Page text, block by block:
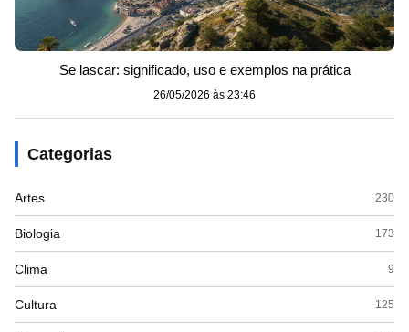
Se lascar: significado, uso e exemplos na prática
26/05/2026 às 23:46
Categorias
Artes 230
Biologia 173
Clima 9
Cultura 125